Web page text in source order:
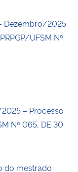
Dezembro/2025
UFSM Nº
– Processo
Nº 065, DE 30
do mestrado